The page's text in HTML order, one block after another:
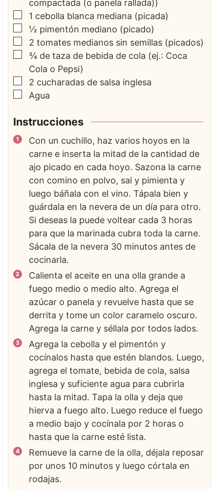
compactada (o panela rallada))
▢
1 cebolla blanca mediana (picada)
▢
½ pimentón mediano (picado)
▢
2 tomates medianos sin semillas (picados)
▢
¾ de taza de bebida de cola (ej.: Coca
Cola o Pepsi)
▢
2 cucharadas de salsa inglesa
▢
Agua
Instrucciones
Con un cuchillo, haz varios hoyos en la
carne e inserta la mitad de la cantidad de
ajo picado en cada hoyo. Sazona la carne
con comino en polvo, sal y pimienta y
luego báñala con el vino. Tápala bien y
guárdala en la nevera de un día para otro.
Si deseas la puede voltear cada 3 horas
para que la marinada cubra toda la carne.
Sácala de la nevera 30 minutos antes de
cocinarla.
Calienta el aceite en una olla grande a
fuego medio o medio alto. Agrega el
azúcar o panela y revuelve hasta que se
derrita y tome un color caramelo oscuro.
Agrega la carne y séllala por todos lados.
Agrega la cebolla y el pimentón y
cocínalos hasta que estén blandos. Luego,
agrega el tomate, bebida de cola, salsa
inglesa y suficiente agua para cubrirla
hasta la mitad. Tapa la olla y deja que
hierva a fuego alto. Luego reduce el fuego
a medio bajo y cocínala por 2 horas o
hasta que la carne esté lista.
Remueve la carne de la olla, déjala reposar
por unos 10 minutos y luego córtala en
rodajas.